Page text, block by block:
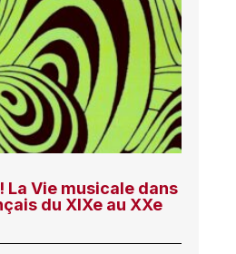
La Vie musicale dans
du XIXe au XXe